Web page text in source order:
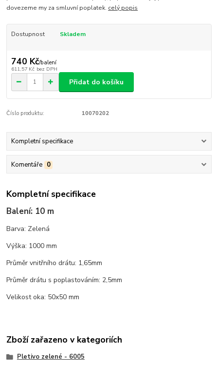
dovezeme my za smluvní poplatek. celý popis
Dostupnost Skladem
740 Kč/balení
611,57 Kč bez DPH
Přidat do košíku
Číslo produktu: 10070202
Kompletní specifikace
Komentáře 0
Kompletní specifikace
Balení: 10 m
Barva: Zelená
Výška: 1000 mm
Průměr vnitřního drátu: 1,65mm
Průměr drátu s poplastováním: 2,5mm
Velikost oka: 50x50 mm
Zboží zařazeno v kategoriích
Pletivo zelené - 6005